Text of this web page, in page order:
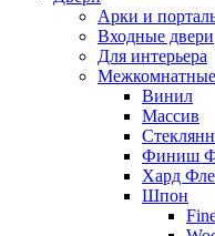
Арки и
Входные двери
Для интерьера
Винил
Массив
Финиш
Хард
Шпон